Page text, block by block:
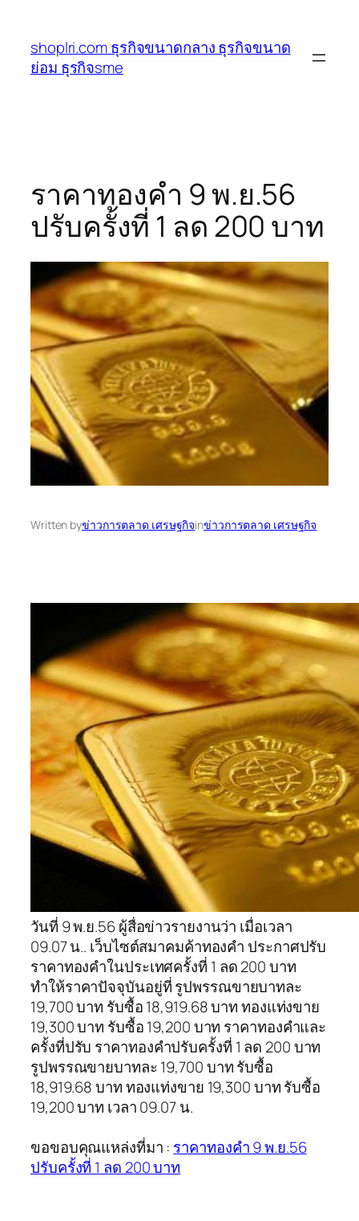
เนื้อหา
shoplri.com ธุรกิจขนาดกลาง ธุรกิจขนาด
ย่อม ธุรกิจsme
ราคาทองคำ 9 พ.ย.56
ปรับครั้งที่ 1 ลด 200 บาท
Written byข่าวการตลาด เศรษฐกิจinข่าวการตลาด เศรษฐกิจ
วันที่ 9 พ.ย.56 ผู้สื่อข่าวรายงานว่า เมื่อเวลา
09.07 น.. เว็บไซต์สมาคมค้าทองคำ ประกาศปรับ
ราคาทองคำในประเทศครั้งที่ 1 ลด 200 บาท
ทำให้ราคาปัจจุบันอยู่ที่ รูปพรรณขายบาทละ
19,700 บาท รับซื้อ 18,919.68 บาท ทองแท่งขาย
19,300 บาท รับซื้อ 19,200 บาท ราคาทองคำและ
ครั้งที่ปรับ ราคาทองคำปรับครั้งที่ 1 ลด 200 บาท
รูปพรรณขายบาทละ 19,700 บาท รับซื้อ
18,919.68 บาท ทองแท่งขาย 19,300 บาท รับซื้อ
19,200 บาท เวลา 09.07 น.
ขอขอบคุณแหล่งที่มา : ราคาทองคำ 9 พ.ย.56
ปรับครั้งที่ 1 ลด 200 บาท